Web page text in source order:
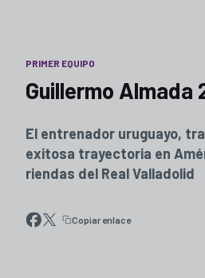
PRIMER EQUIPO
Guillermo Almada
El entrenador uruguayo,
exitosa trayectoria en
riendas del Real Valladolid
Copiar enlace